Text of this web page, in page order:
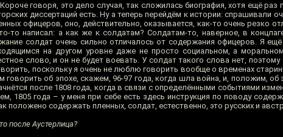
Короче говоря, это дело случая, так сложилась биография, хотя ещё
диссертаций есть. Ну а теперь перейдём к истории: спрашивали
офицеров, оно, действительно, оказывается, как-то очень резко
то написал: а как же к солдатам? Солдатам-то, наверное, в
солдат очень сильно отличалось от содержания офицеров. Я
на другом уровне даже не просто социальном, а
слово, и он не будет воевать. У солдат такого слова нет,
поскольку я очень не люблю говорить вообще о временах
говорить об эпохе, скажем, 96-97 года, когда шла война, и, положим, об
после 1808 года, когда в связи с определёнными событиями
1805 года – у меня при себе есть здесь инструкция по поводу
положено содержать пленных, солдат, естественно, это русских и
после Аустерлица?